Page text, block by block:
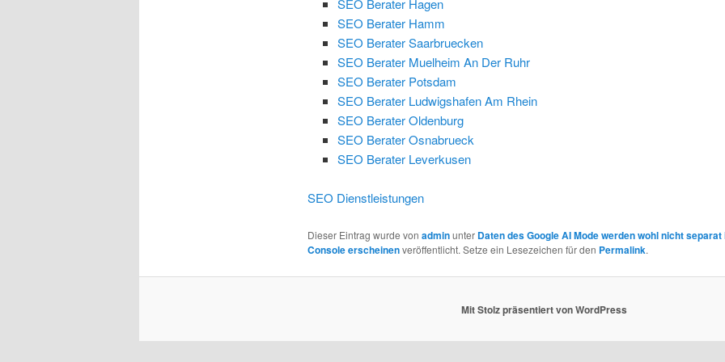
SEO Berater Hagen
SEO Berater Hamm
SEO Berater Saarbruecken
SEO Berater Muelheim An Der Ruhr
SEO Berater Potsdam
SEO Berater Ludwigshafen Am Rhein
SEO Berater Oldenburg
SEO Berater Osnabrueck
SEO Berater Leverkusen
SEO Dienstleistungen
Dieser Eintrag wurde von adminunter Daten des Google AI Mode werden wohl nicht
Console erscheinenveröffentlicht. Setze ein Lesezeichen für den Permalink.
Mit Stolz präsentiert von WordPress